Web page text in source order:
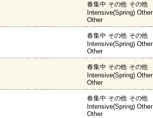
春集中 その他 その他
Intensive(Spring) Other
Other
春集中 その他 その他
Intensive(Spring) Other
Other
春集中 その他 その他
Intensive(Spring) Other
Other
春集中 その他 その他
Intensive(Spring) Other
Other